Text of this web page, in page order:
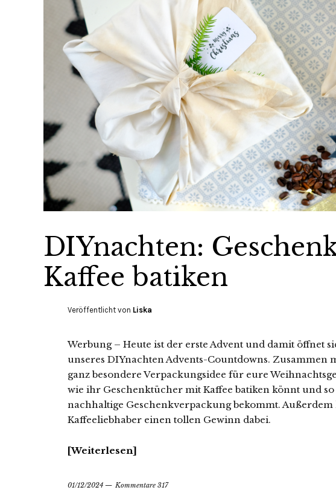
DIYnachten:
Kaffee batiken
Veröffentlicht von Liska
Werbung – Heute ist der erste Advent und damit öffnet
unseres DIYnachten Advents-Countdowns. Zusammen
ganz besondere Verpackungsidee für eure
wie ihr Geschenktücher mit Kaffee batiken könnt und
nachhaltige Geschenkverpackung bekommt.
Kaffeeliebhaber einen tollen Gewinn dabei.
Weiterlesen
01/12/2024
Kommentare 317